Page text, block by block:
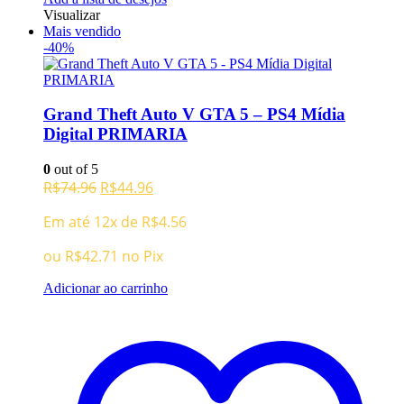
Visualizar
Mais vendido
-40%
Grand Theft Auto V GTA 5 – PS4 Mídia
Digital PRIMARIA
0 out of 5
R$74.96 O
original
era:
R$74.96.
R$44.96O
atual
é:
R$44.96.
Em até 12x de R$4.56
ou R$42.71 no Pix
Adicionar ao carrinho